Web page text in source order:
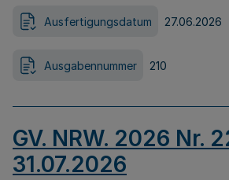
Ausfertigungsdatum 27.06.2026
Ausgabennummer 210
GV. NRW. 2026 Nr.
31.07.2026